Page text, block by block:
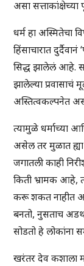
असा सत्ताकांक्षेच्या
धर्म हा अस्मितेचा
हिंसाचारात
सिद्ध झालेलं आहे.
झालेल्या प्रवासाचं
अस्तित्वकल्पनेत
त्यामुळे धर्माच्या
असेल तर मुळात ह्या
जगातली काही
किती भ्रामक आहे,
करू शकत नाहीत
बनतो, नुसताच
सोडतो हे
खरंतर देव कशाला